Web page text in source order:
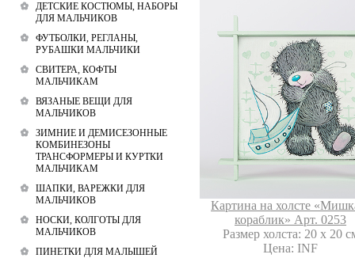
Картина на холсте
кораблик» Арт. 0253
Размер холста: 20 х 20
Цена: INF
ДЕТСКИЕ КОСТЮМЫ, НАБОРЫ
ДЛЯ МАЛЬЧИКОВ
ФУТБОЛКИ, РЕГЛАНЫ,
РУБАШКИ МАЛЬЧИКИ
СВИТЕРА, КОФТЫ
МАЛЬЧИКАМ
ВЯЗАНЫЕ ВЕЩИ ДЛЯ
МАЛЬЧИКОВ
ЗИМНИЕ И ДЕМИСЕЗОННЫЕ
КОМБИНЕЗОНЫ
ТРАНСФОРМЕРЫ И КУРТКИ
МАЛЬЧИКАМ
ШАПКИ, ВАРЕЖКИ ДЛЯ
МАЛЬЧИКОВ
НОСКИ, КОЛГОТЫ ДЛЯ
МАЛЬЧИКОВ
ПИНЕТКИ ДЛЯ МАЛЫШЕЙ